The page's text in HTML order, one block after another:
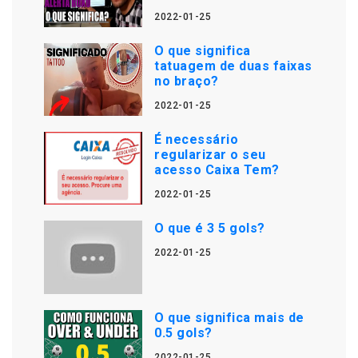
2022-01-25
O que significa
tatuagem de duas faixas
no braço?
2022-01-25
É necessário
regularizar o seu
acesso Caixa Tem?
2022-01-25
O que é 3 5 gols?
2022-01-25
O que significa mais de
0.5 gols?